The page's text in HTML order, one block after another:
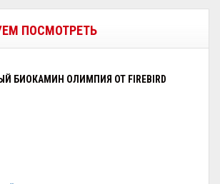
ПОСМОТРЕТЬ
БИОКАМИН ОЛИМПИЯ ОТ FIREBIRD